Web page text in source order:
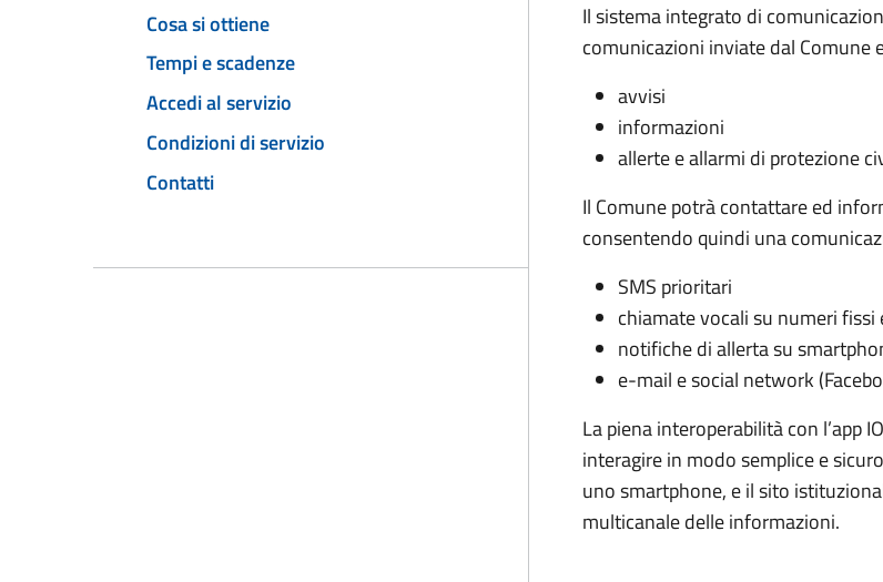
Cosa si ottiene
Tempi e scadenze
Accedi al servizio
Condizioni di servizio
Contatti
Il sistema integrato di
comunicazioni inviate dal Comune
avvisi
informazioni
allerte e allarmi di protezione
Il Comune potrà contattare ed
consentendo quindi una
SMS prioritari
chiamate vocali su numeri fissi
notifiche di allerta su
e-mail e social network
La piena interoperabilità con l’app
interagire in modo semplice e
uno smartphone, e il sito
multicanale delle informazioni.